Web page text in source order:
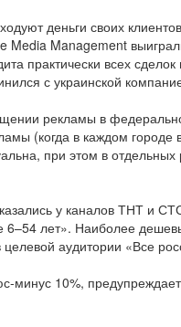
деньги своих
Media Management
практически всех
с украинской
рекламы в
(когда в каждом городе
при этом в
у каналов ТНТ и
6–54 лет». Наиболее
аудитории «Все
минус 10%,